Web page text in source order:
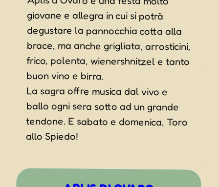
buon vino e birra.
La sagra offre musica dal vivo e
ballo ogni sera sotto ad un grande
tendone. E sabato e domenica, Toro
allo Spiedo!